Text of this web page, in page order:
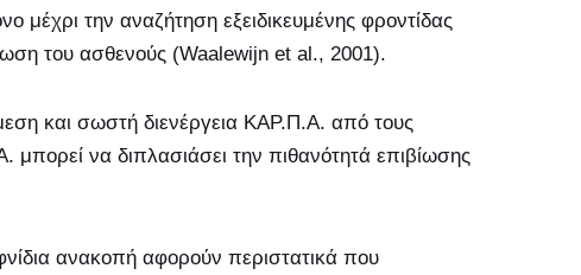
την αναζήτηση εξειδικευμένης φροντίδας
του ασθενούς (Waalewijn et al., 2001).
και σωστή διενέργεια ΚΑΡ.Π.Α. από τους
να διπλασιάσει την πιθανότητά επιβίωσης
ανακοπή αφορούν περιστατικά που